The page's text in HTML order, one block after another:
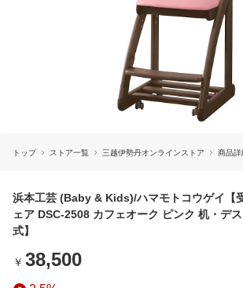
ファッション・インナー・小物
食品・スイーツ・お酒
日用品・キッチン用品
キッズ・ベビー用品
エンタメ
スポーツ・アウトドア・ゴルフ
インテリア・寝具
ペット・花・DIY・車
対象ストア新規限定特典
電子書籍特集
楽天サービス特集
旅行特集
わくわく夏特集
トップ ストア一覧 三越伊勢丹オンラインストア 商品詳
浜本工芸 (Baby & Kids)/ハマモトコウゲイ【
ェア DSC-2508 カフェオーク ピンク 机・デ
式】
￥ 38,500